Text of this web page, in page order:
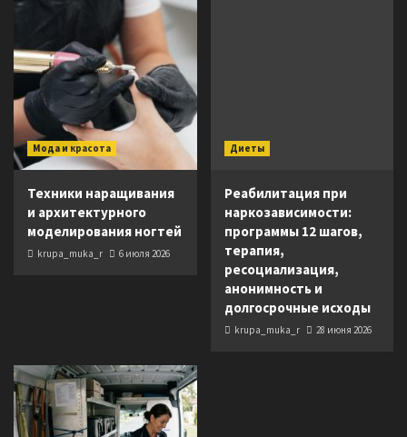
Мода и красота
Техники наращивания
и архитектурного
моделирования ногтей
krupa_muka_r 6 июля 2026
Диеты
Реабилитация при
наркозависимости:
программы 12 шагов,
терапия,
ресоциализация,
анонимность и
долгосрочные исходы
krupa_muka_r 28 июня 2026